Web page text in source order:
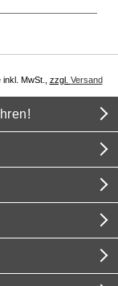
inkl. MwSt., zzgl. Versand